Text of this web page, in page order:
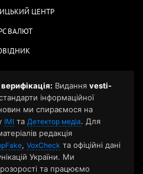
ЦЕНТР
ВАЛЮТ
Видання vesti-
інформаційної
новин ми спираємося на
ІМІ та Детектор медіа. Для
редакція
, VoxCheck та офіційні дані
України. Ми
та працюємо